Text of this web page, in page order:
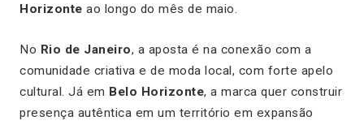
Horizonte ao longo do mês de maio.
No Rio de Janeiro, a aposta é na conexão com a
comunidade criativa e de moda local, com forte apelo
cultural. Já em Belo Horizonte, a marca quer construir
presença autêntica em um território em expansão